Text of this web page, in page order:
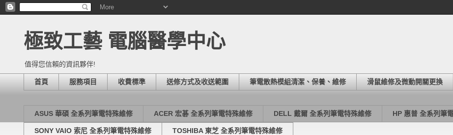
極致工藝 電腦醫學中心
值得您信賴的資訊夥伴!
首頁 服務項目 收費標準 送修方式及收送範圍 筆電散熱模組清潔、保養、維修 滑鼠維修及微動開關更換
ASUS 華碩 全系列筆電特殊維修 ACER 宏碁 全系列筆電特殊維修 DELL 戴爾 全系列筆電特殊維修 HP 惠普 全系列筆
SONY VAIO 索尼 全系列筆電特殊維修 TOSHIBA 東芝 全系列筆電特殊維修